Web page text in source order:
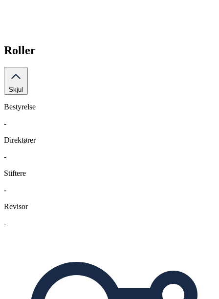
Roller
Skjul
Bestyrelse
-
Direktører
-
Stiftere
-
Revisor
-